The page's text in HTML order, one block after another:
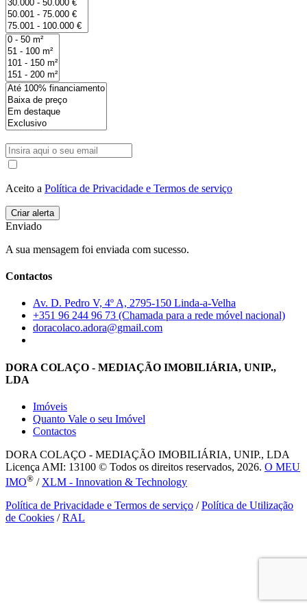
Aceito a Política de Privacidade e Termos de serviço
Enviado
A sua mensagem foi enviada com sucesso.
Contactos
Av. D. Pedro V, 4º A, 2795-150 Linda-a-Velha
+351 96 244 96 73 (Chamada para a rede móvel nacional)
doracolaco.adora@gmail.com
DORA COLAÇO - MEDIAÇÃO IMOBILIÁRIA, UNIP.,
LDA
Imóveis
Quanto Vale o seu Imóvel
Contactos
DORA COLAÇO - MEDIAÇÃO IMOBILIÁRIA, UNIP., LDA
Licença AMI: 13100 © Todos os direitos reservados, 2026. O MEU
IMO® / XLM - Innovation & Technology
Política de Privacidade e Termos de serviço /Política de Utilização
de Cookies /RAL